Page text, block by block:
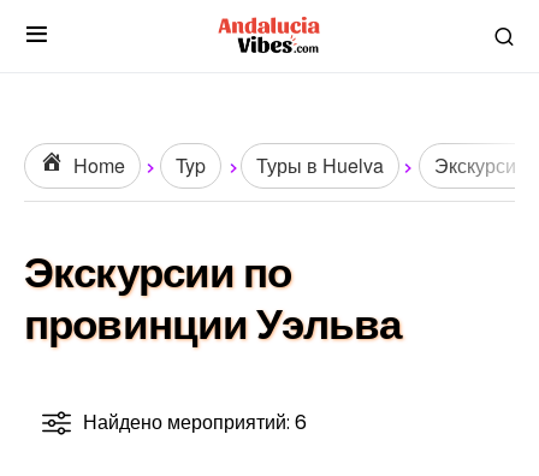
Home Typ Туры в Huelva Экскурсии
Экскурсии по
провинции Уэльва
Найдено мероприятий: 6